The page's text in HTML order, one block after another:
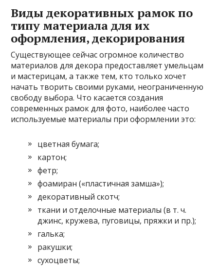
Виды декоративных рамок по
типу материала для их
оформления, декорирования
Существующее сейчас огромное количество
материалов для декора предоставляет умельцам
и мастерицам, а также тем, кто только хочет
начать творить своими руками, неограниченную
свободу выбора. Что касается создания
современных рамок для фото, наиболее часто
используемые материалы при оформлении это:
цветная бумага;
картон;
фетр;
фоамиран («пластичная замша»);
декоративный скотч;
ткани и отделочные материалы (в т. ч.
джинс, кружева, пуговицы, пряжки и пр.);
галька;
ракушки;
сухоцветы;